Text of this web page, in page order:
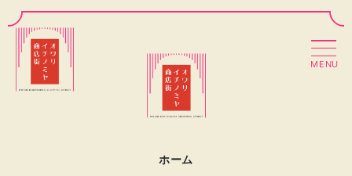
MENU
ホーム